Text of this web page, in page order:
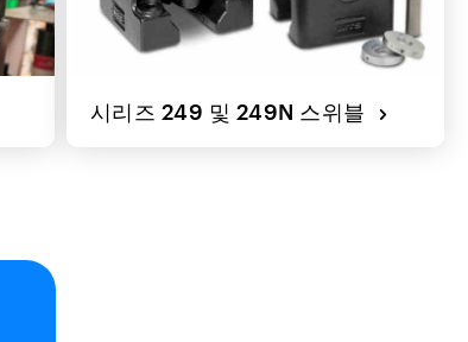
시리즈 249 및 249N 스위블